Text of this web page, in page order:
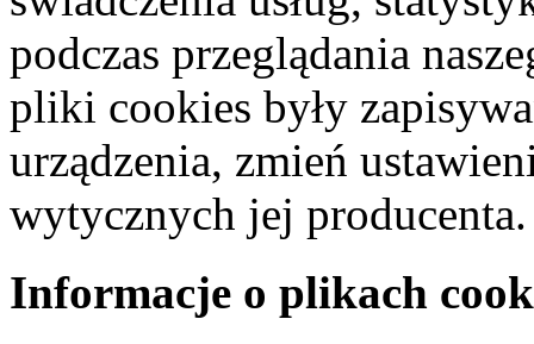
podczas przeglądania
pliki cookies były
urządzenia, zmień
wytycznych jej producenta.
Informacje o plikach